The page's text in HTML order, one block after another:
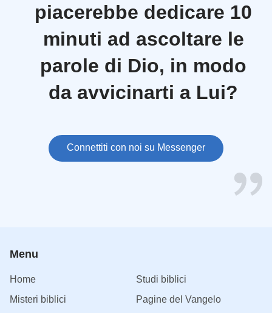
piacerebbe dedicare 10
minuti ad ascoltare le
parole di Dio, in modo
da avvicinarti a Lui?
Connettiti con noi su Messenger
Menu
Home
Studi biblici
Misteri biblici
Pagine del Vangelo